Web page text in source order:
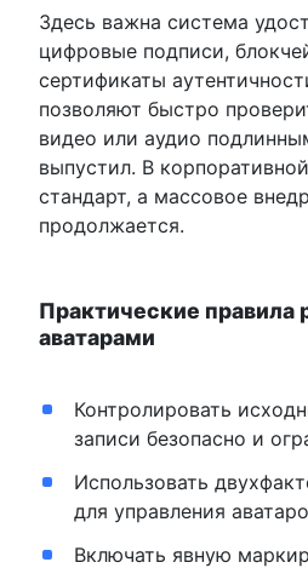
Здесь важна система
цифровые подписи,
сертификаты
позволяют быстро
видео или аудио
выпустил. В
стандарт, а массовое
продолжается.
Практические правила
аватарами
Контролировать
записи безопасно и
Использовать
для управления
Включать явную